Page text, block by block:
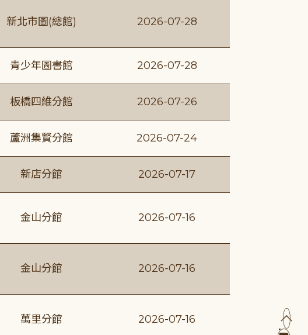
新北市圖(總館) 2026-07-28
青少年圖書館 2026-07-28
板橋四維分館 2026-07-26
蘆洲集賢分館 2026-07-24
新店分館 2026-07-17
金山分館 2026-07-16
金山分館 2026-07-16
萬里分館 2026-07-16